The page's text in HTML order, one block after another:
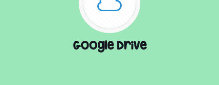
Google Drive